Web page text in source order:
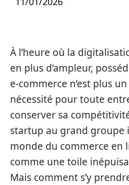
À l’heure où la
en plus d’ampleur,
e-commerce n’est plus
nécessité pour toute
conserver sa
startup au grand groupe
monde du commerce en
comme une toile
Mais comment s’y